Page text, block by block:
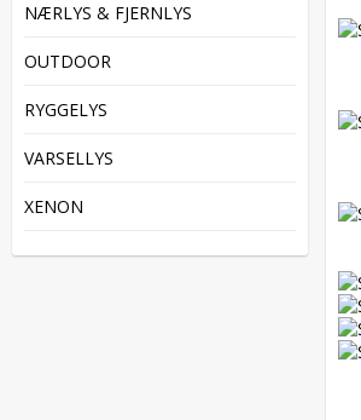
NÆRLYS & FJERNLYS
OUTDOOR
RYGGELYS
VARSELLYS
XENON